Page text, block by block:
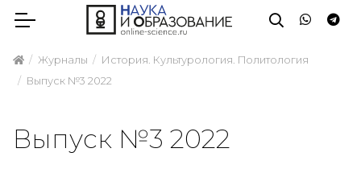
Журналы
История. Культурология. Политология
Выпуск №3 2022
Выпуск №3 2022